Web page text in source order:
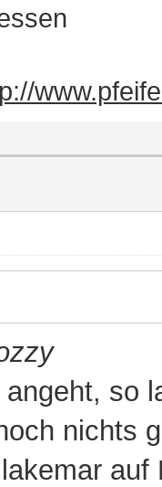
so
nichts